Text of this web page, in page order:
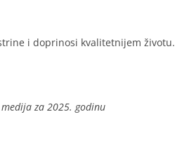
i doprinosi kvalitetnijem životu.
za 2025. godinu